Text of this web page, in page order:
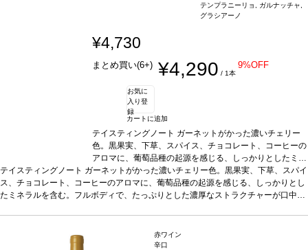
テンプラニーリョ, ガルナッチャ,
グラシアーノ
¥4,730
まとめ買い(6+) ¥4,290 / 1本
9%OFF
お気に
入り登
録
カートに追加
テイスティングノート ガーネットがかった濃いチェリー
色。黒果実、下草、スパイス、チョコレート、コーヒーの
アロマに、葡萄品種の起源を感じる、しっかりとしたミネ
ラルを含む。フルボディで、たっぷりとした濃厚なストラ
クチャーが口中を満たす。上質で滑らかなタンニンはエレ
ガントで、フレッシュな余韻の後味は際立っている。葡
36ヵ月熟成-ガルナッチャ2017ヴィンテージ；6ヵ月熟成-
グラシアーノ2015ヴィンテージ；30ヵ月熟成 ブレンド
テイスティングノート ガーネットがかった濃いチェリー色。黒果実、下草、スパイ
ス、チョコレート、コーヒーのアロマに、葡萄品種の起源を感じる、しっかりとし
たミネラルを含む。フルボディで、たっぷりとした濃厚なストラクチャーが口中を
0% ＜テンプラニーリョ2014ヴィンテージ；36ヵ月熟成-ガルナッチャ2017ヴィ
ンテージ；6ヵ月熟成-グラシアーノ2015ヴィンテージ；30ヵ月熟成 ブレンド後3
赤ワイン
辛口